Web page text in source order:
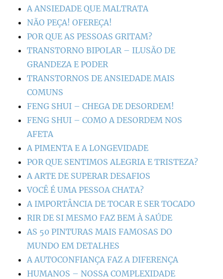
A ANSIEDADE QUE MALTRATA
NÃO PEÇA! OFEREÇA!
POR QUE AS PESSOAS GRITAM?
TRANSTORNO BIPOLAR – ILUSÃO DE
GRANDEZA E PODER
TRANSTORNOS DE ANSIEDADE MAIS
COMUNS
FENG SHUI – CHEGA DE DESORDEM!
FENG SHUI – COMO A DESORDEM NOS
AFETA
A PIMENTA E A LONGEVIDADE
POR QUE SENTIMOS ALEGRIA E TRISTEZA?
A ARTE DE SUPERAR DESAFIOS
VOCÊ É UMA PESSOA CHATA?
A IMPORTÂNCIA DE TOCAR E SER TOCADO
RIR DE SI MESMO FAZ BEM À SAÚDE
AS 50 PINTURAS MAIS FAMOSAS DO
MUNDO EM DETALHES
A AUTOCONFIANÇA FAZ A DIFERENÇA
HUMANOS – NOSSA COMPLEXIDADE